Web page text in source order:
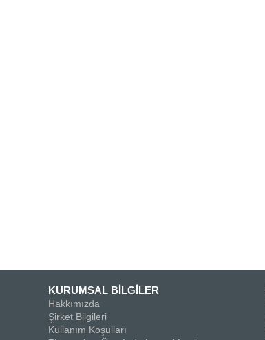
KURUMSAL BİLGİLER
Hakkımızda
Şirket Bilgileri
Kullanım Koşulları